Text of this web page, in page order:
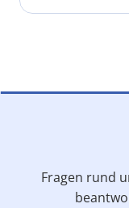
Fragen rund